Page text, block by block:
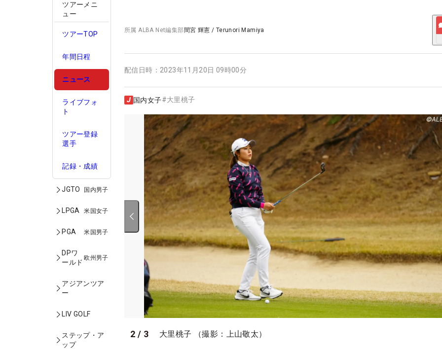
ツアーメニ
ュー
ツアーTOP
年間日程
ニュース
ライブフォ
ト
ツアー登録
選手
記録・成績
JGTO 国内男子
LPGA 米国女子
PGA 米国男子
DPワ
ールド
欧州男子
アジアンツア
ー
LIV GOLF
ステップ・ア
ップ
所属ALBA Net編集部間宮 輝憲 / Terunori Mamiya
配信日時： 2023年11月20日 09時00分
国内女子#大里桃子
2 / 3 大里桃子 （撮影：上山敬太）